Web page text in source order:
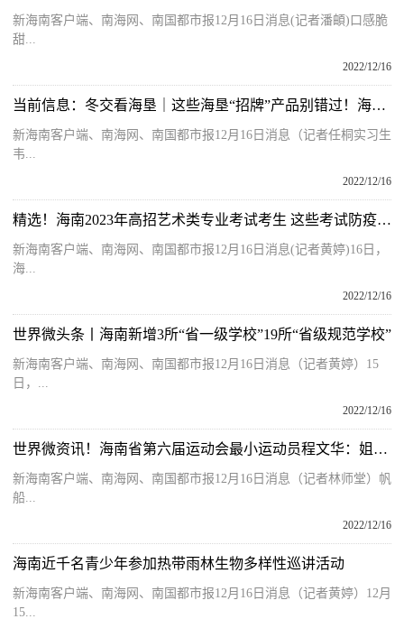
新海南客户端、南海网、南国都市报12月16日消息(记者潘頔)口感脆
甜...
2022/12/16
当前信息：冬交看海垦｜这些海垦“招牌”产品别错过！海垦热作集团举行产品推介会
新海南客户端、南海网、南国都市报12月16日消息（记者任桐实习生
韦...
2022/12/16
精选！海南2023年高招艺术类专业考试考生 这些考试防疫事项请注意
新海南客户端、南海网、南国都市报12月16日消息(记者黄婷)16日，
海...
2022/12/16
世界微头条丨海南新增3所“省一级学校”19所“省级规范学校”
新海南客户端、南海网、南国都市报12月16日消息（记者黄婷）15
日，...
2022/12/16
世界微资讯！海南省第六届运动会最小运动员程文华：姐弟三人都热爱帆船运动
新海南客户端、南海网、南国都市报12月16日消息（记者林师堂）帆
船...
2022/12/16
海南近千名青少年参加热带雨林生物多样性巡讲活动
新海南客户端、南海网、南国都市报12月16日消息（记者黄婷）12月
15...